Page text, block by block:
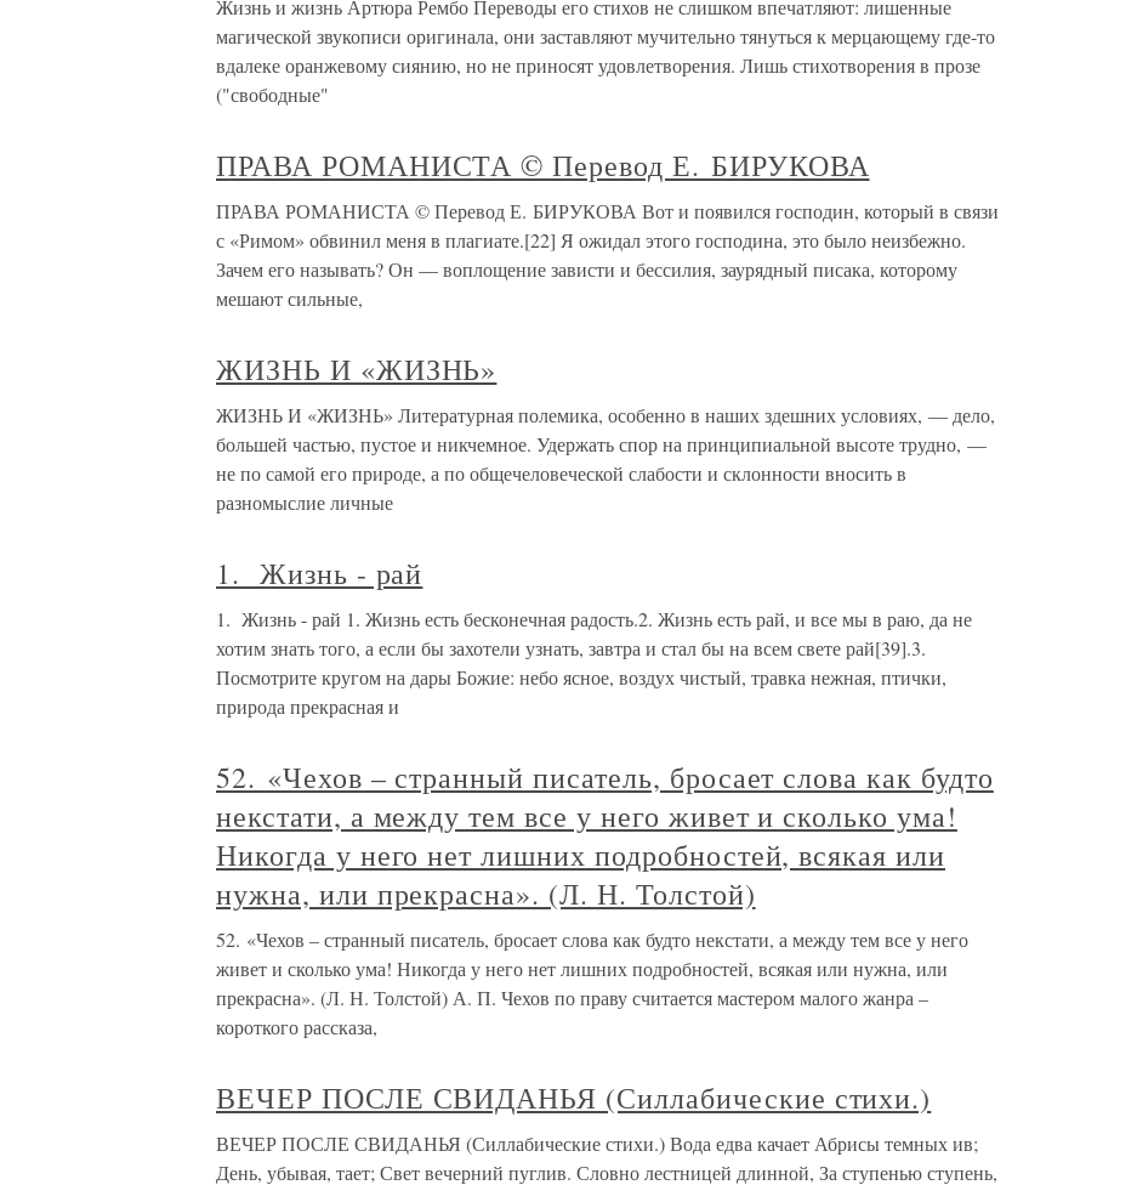
Жизнь и жизнь Артюра Рембо Переводы его стихов не слишком впечатляют: лишенные
магической звукописи оригинала, они заставляют мучительно тянуться к мерцающему где-то
вдалеке оранжевому сиянию, но не приносят удовлетворения. Лишь стихотворения в прозе
("свободные"
ПРАВА РОМАНИСТА © Перевод Е. БИРУКОВА
ПРАВА РОМАНИСТА © Перевод Е. БИРУКОВА Вот и появился господин, который в связи
с «Римом» обвинил меня в плагиате.[22] Я ожидал этого господина, это было неизбежно.
Зачем его называть? Он — воплощение зависти и бессилия, заурядный писака, которому
мешают сильные,
ЖИЗНЬ И «ЖИЗНЬ»
ЖИЗНЬ И «ЖИЗНЬ» Литературная полемика, особенно в наших здешних условиях, — дело,
большей частью, пустое и никчемное. Удержать спор на принципиальной высоте трудно, —
не по самой его природе, а по общечеловеческой слабости и склонности вносить в
разномыслие личные
1. Жизнь - рай
1. Жизнь - рай 1. Жизнь есть бесконечная радость.2. Жизнь есть рай, и все мы в раю, да не
хотим знать того, а если бы захотели узнать, завтра и стал бы на всем свете рай[39].3.
Посмотрите кругом на дары Божие: небо ясное, воздух чистый, травка нежная, птички,
природа прекрасная и
52. «Чехов – странный писатель, бросает слова как будто
некстати, а между тем все у него живет и сколько ума!
Никогда у него нет лишних подробностей, всякая или
нужна, или прекрасна». (Л. Н. Толстой)
52. «Чехов – странный писатель, бросает слова как будто некстати, а между тем все у него
живет и сколько ума! Никогда у него нет лишних подробностей, всякая или нужна, или
прекрасна». (Л. Н. Толстой) А. П. Чехов по праву считается мастером малого жанра –
короткого рассказа,
ВЕЧЕР ПОСЛЕ СВИДАНЬЯ (Силлабические стихи.)
ВЕЧЕР ПОСЛЕ СВИДАНЬЯ (Силлабические стихи.) Вода едва качает Абрисы темных ив;
День, убывая, тает; Свет вечерний пуглив. Словно лестницей длинной, За ступенью ступень,